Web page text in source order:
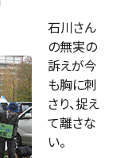
石川さん
の無実の
訴えが今
も胸に刺
さり、捉え
て離さな
い。